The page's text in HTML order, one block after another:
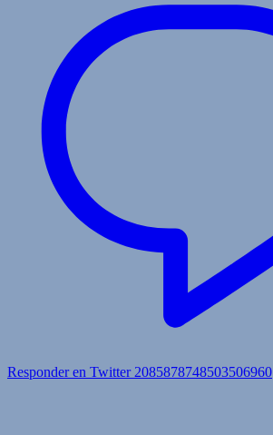
Responder en Twitter 2085878748503506960